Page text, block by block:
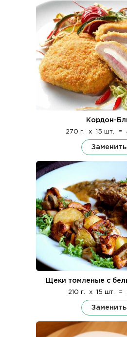
Кордон-
270 г. x 15 шт. =
Заменить
Щеки томленые с
210 г. x 15 шт. =
Заменить